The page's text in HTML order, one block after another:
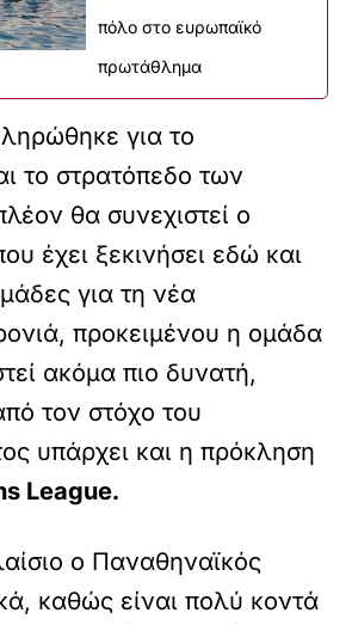
πόλο στο ευρωπαϊκό
πρωτάθλημα
για το
το στρατόπεδο των
θα συνεχιστεί ο
έχει ξεκινήσει εδώ και
για τη νέα
προκειμένου η ομάδα
ακόμα πιο δυνατή,
τον στόχο του
υπάρχει και η πρόκληση
League.
ο Παναθηναϊκός
καθώς είναι πολύ κοντά